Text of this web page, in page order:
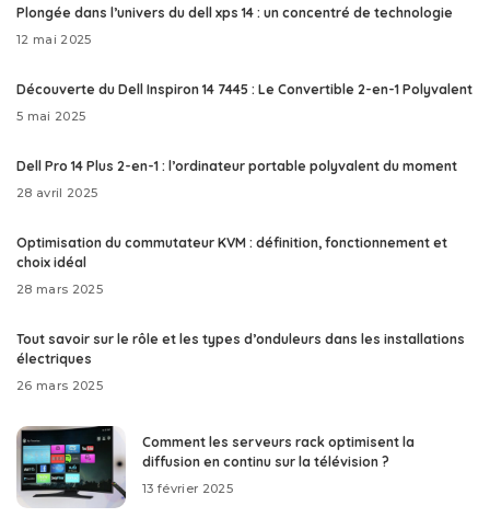
Plongée dans l’univers du dell xps 14 : un concentré de technologie
12 mai 2025
Découverte du Dell Inspiron 14 7445 : Le Convertible 2-en-1 Polyvalent
5 mai 2025
Dell Pro 14 Plus 2-en-1 : l’ordinateur portable polyvalent du moment
28 avril 2025
Optimisation du commutateur KVM : définition, fonctionnement et
choix idéal
28 mars 2025
Tout savoir sur le rôle et les types d’onduleurs dans les installations
électriques
26 mars 2025
Comment les serveurs rack optimisent la
diffusion en continu sur la télévision ?
13 février 2025